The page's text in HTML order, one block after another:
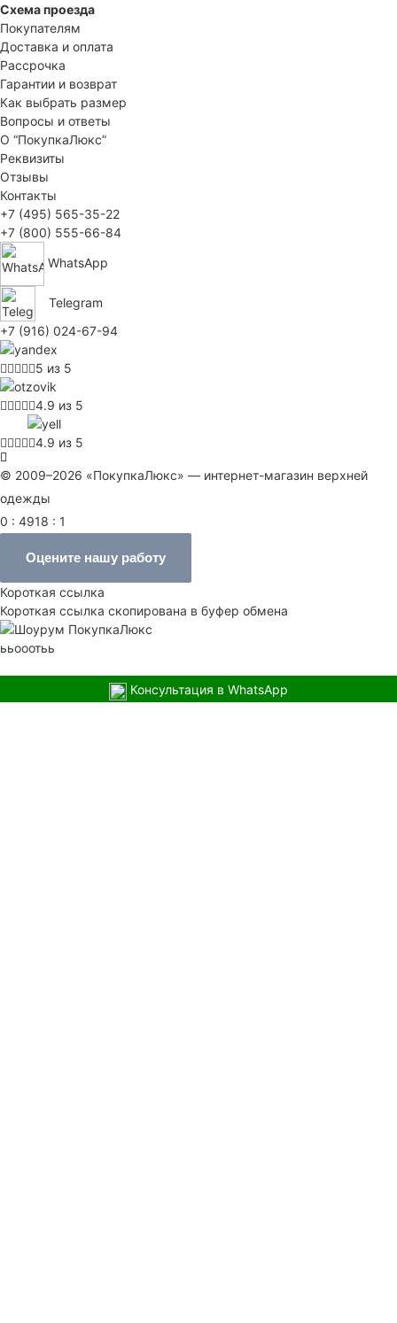
Схема проезда
Покупателям
Доставка и оплата
Рассрочка
Гарантии и возврат
Как выбрать размер
Вопросы и ответы
О “ПокупкаЛюкс”
Реквизиты
Отзывы
Контакты
+7 (495) 565-35-22
+7 (800) 555-66-84
WhatsApp
Telegram
+7 (916) 024-67-94
5 из 5
4.9 из 5
4.9 из 5
© 2009–2026 «ПокупкаЛюкс» — интернет-магазин верхней
одежды
0 : 4918 : 1
Оцените нашу работу
Короткая ссылка
Короткая ссылка скопирована в буфер обмена
ььооотьь
Консультация в WhatsApp